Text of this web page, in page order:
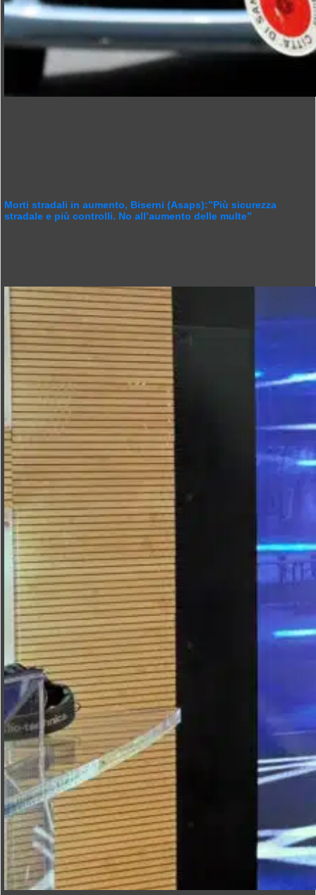
Morti stradali in aumento, Biserni (Asaps):”Più sicurezza
stradale e più controlli. No all’aumento delle multe”